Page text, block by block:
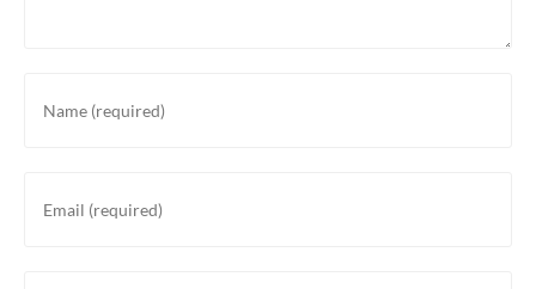
your
username
your